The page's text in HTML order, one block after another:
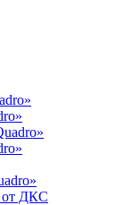
от ДКС